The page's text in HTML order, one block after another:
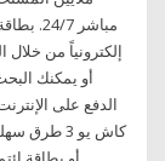
مباشر
إلكترونياً من خلال
أو يمكنك
الدفع على
كاش يو 3